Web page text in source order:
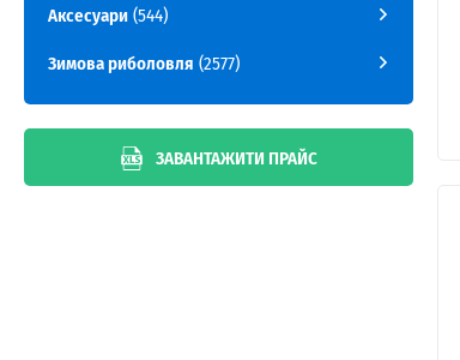
Аксесуари(544)
Зимова риболовля (2577)
ЗАВАНТАЖИТИ ПРАЙС